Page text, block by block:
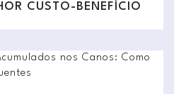
CUSTO-BENEFÍCIO